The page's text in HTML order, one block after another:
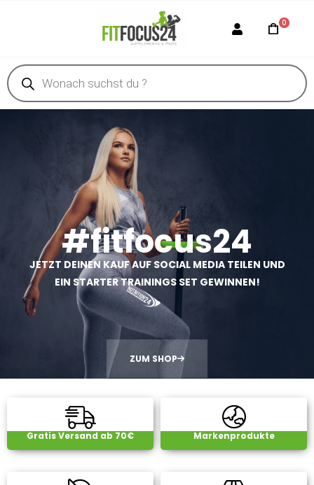
0
#fitfocus24
JETZT DEINEN KAUF AUF SOCIAL MEDIA TEILEN UND
EIN STARTER TRAININGS SET GEWINNEN!
ZUM SHOP
Gratis Versand ab 70€ Markenprodukte